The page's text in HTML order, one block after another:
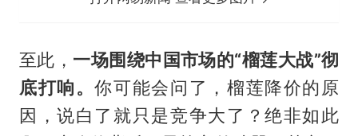
至此， 一场围绕中国市场的“榴莲大战”彻
底打响。你可能会问了，榴莲降价的原
因，说白了就只是竞争大了？绝非如此